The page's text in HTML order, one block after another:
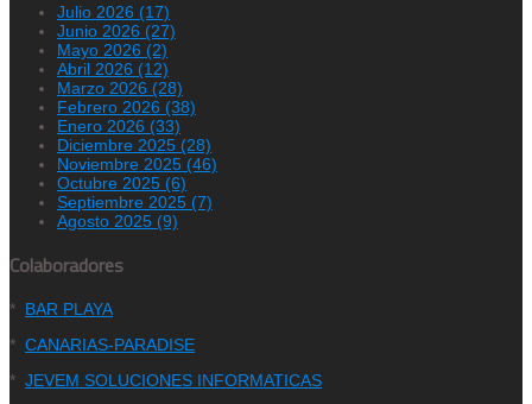
Julio 2026 (17)
Junio 2026 (27)
Mayo 2026 (2)
Abril 2026 (12)
Marzo 2026 (28)
Febrero 2026 (38)
Enero 2026 (33)
Diciembre 2025 (28)
Noviembre 2025 (46)
Octubre 2025 (6)
Septiembre 2025 (7)
Agosto 2025 (9)
Colaboradores
* BAR PLAYA
* CANARIAS-PARADISE
* JEVEM SOLUCIONES INFORMATICAS